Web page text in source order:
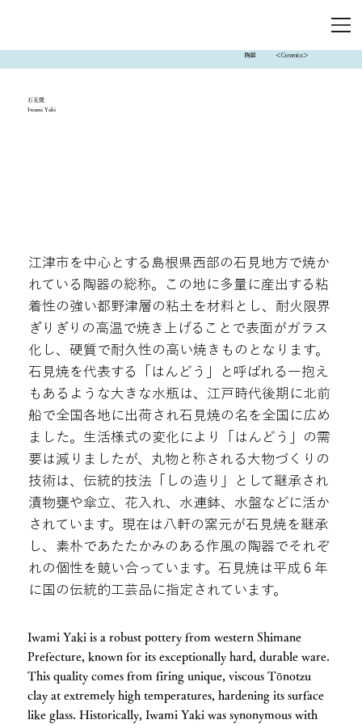
陶器 ＜Ceramics＞
石見焼
Iwami Yaki
江津市を中心とする島根県西部の石見地方で焼か
れている陶器の総称。この地に多量に産出する粘
着性の強い都野津層の粘土を材料とし、耐火限界
ぎりぎりの高温で焼き上げることで表面がガラス
化し、硬質で耐久性の高い焼きものとなります。
石見焼を代表する「はんどう」と呼ばれる一抱え
もあるような大きな水瓶は、江戸時代後期に北前
船で全国各地に出荷され石見焼の名を全国に広め
ました。生活様式の変化により「はんどう」の需
要は減りましたが、丸物と称される大物づくりの
技術は、伝統的技法「しの造り」として継承され
漬物甕や傘立、花入れ、水連鉢、水盤などに活か
されています。現在は八軒の窯元が石見焼を継承
し、素朴であたたかみのある作風の陶器でそれぞ
れの個性を競い合っています。石見焼は平成６年
に国の伝統的工芸品に指定されています。
Iwami Yaki is a robust pottery from western Shimane
Prefecture, known for its exceptionally hard, durable ware.
This quality comes from firing unique, viscous Tōnotzu
clay at extremely high temperatures, hardening its surface
like glass. Historically, Iwami Yaki was synonymous with